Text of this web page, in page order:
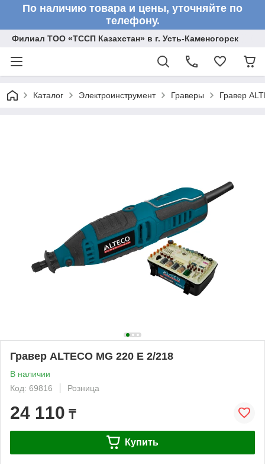
По наличию товара и цены, уточняйте по
телефону.
Филиал ТОО «ТССП Казахстан» в г. Усть-Каменогорск
Каталог Электроинструмент Граверы Гравер
Гравер ALTECO MG 220 E 2/218
В наличии
Код: 69816
Розница
24 110 ₸
Купить